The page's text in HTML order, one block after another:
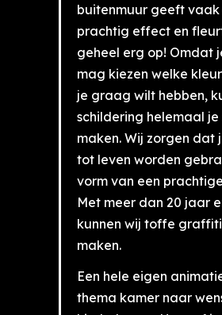
buitenmuur geeft vaak
prachtig effect en
geheel erg op! Omdat
mag kiezen welke
je graag wilt hebben,
schildering helemaal je
maken. Wij zorgen dat
tot leven worden
vorm van een
Met meer dan 20 jaar
kunnen wij toffe
maken.
Een hele eigen
thema kamer naar